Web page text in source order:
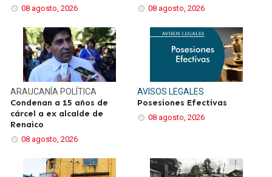
08 agosto, 2026 08 agosto, 2026
ARAUCANÍA POLÍTICA
Condenan a 15 años de
cárcel a ex alcalde de
Renaico
08 agosto, 2026
AVISOS LEGALES
Posesiones Efectivas
08 agosto, 2026